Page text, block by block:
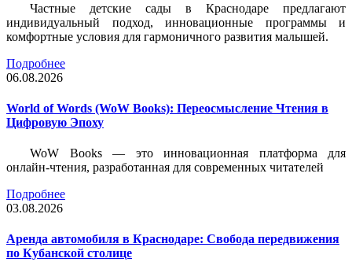
Частные детские сады в Краснодаре предлагают
индивидуальный подход, инновационные программы и
комфортные условия для гармоничного развития малышей.
Подробнее
06.08.2026
World of Words (WoW Books): Переосмысление Чтения в
Цифровую Эпоху
WoW Books — это инновационная платформа для
онлайн-чтения, разработанная для современных читателей
Подробнее
03.08.2026
Аренда автомобиля в Краснодаре: Свобода передвижения
по Кубанской столице